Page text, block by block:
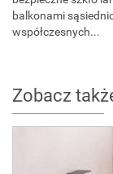
balkonami
współczesnych...
Zobacz